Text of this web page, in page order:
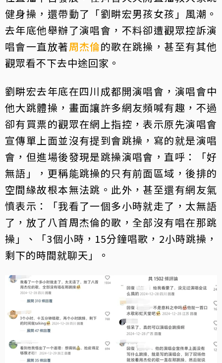
健身操，還帶動了「劉畊宏男孩女孩」風潮。
去年底他舉辦了演唱會，不料卻遭觀眾控訴演
唱會一直放著周杰倫的歌在跳操，甚至有其他
觀眾看不下去中途回家。
劉畊宏去年底在四川成都開演唱會，演唱會中
他大跳體操，畫面讓許多網友頻喊有趣，不過
卻有買票的觀眾在網上指控，表示原先演唱會
宣傳單上面並沒有提到會跳操，寫的就是演唱
會，但進場後發現是跳操演唱會，直呼：「好
無語」，更稱能跳操的只有前面區域，後排的
空間緣故根本無法跳。此外，甚至還有網友氣
憤表示：「我看了一個多小時就走了，太無語
了，放了八首周杰倫的歌，全部沒有唱在那跳
操」、「3個小時，15分鐘唱歌，2小時跳操，
剩下的時間就聊天」。